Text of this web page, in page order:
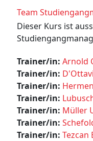
Team
Dieser Kurs ist
Trainer/in: Arnold
Trainer/in:
Trainer/in:
Trainer/in:
Trainer/in: Müller
Trainer/in:
Trainer/in: Tezcan